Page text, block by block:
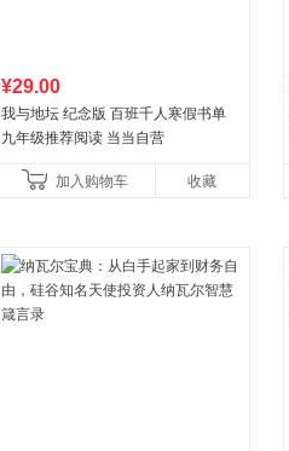
¥29.00
我与地坛 纪念版 百班千人寒假书单
九年级推荐阅读 当当自营
加入购物车 收藏